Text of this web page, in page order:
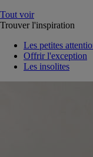
Tout voir
Trouver l'inspiration
Les petites
Offrir l'exception
Les insolites